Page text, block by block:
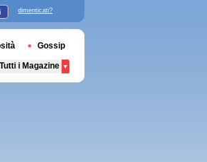
dimenticati?
Gossip
Tutti i Magazine